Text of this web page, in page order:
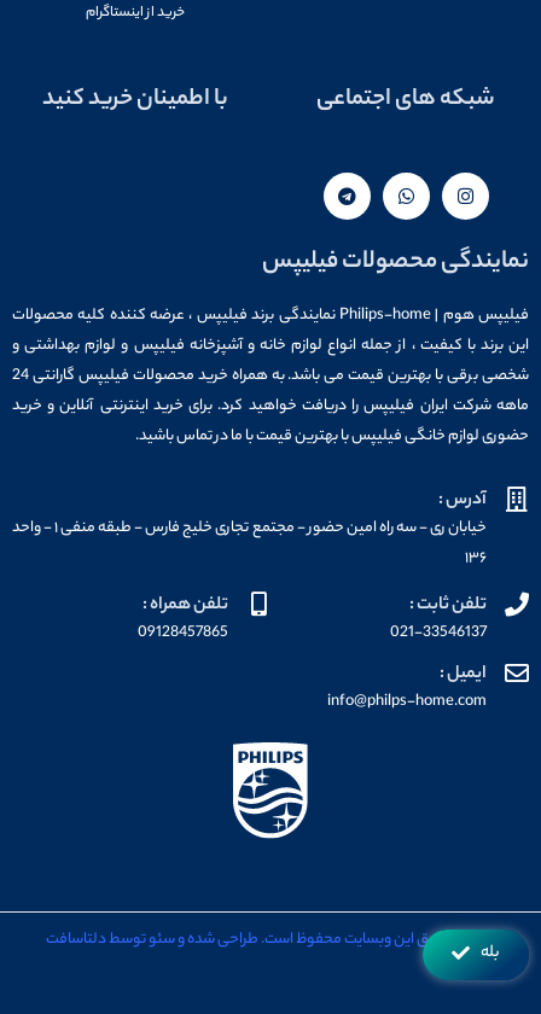
خرید از اینستاگرام
شبکه های اجتماعی با اطمینان خرید کنید
نمایندگی محصولات فیلیپس
فیلیپس هوم | Philips-home نمایندگی برند فیلیپس ، عرضه کننده کلیه محصولات
این برند با کیفیت ، از جمله انواع لوازم خانه و آشپزخانه فیلیپس و لوازم بهداشتی و
شخصی برقی با بهترین قیمت می باشد. به همراه خرید محصولات فیلیپس گارانتی 24
ماهه شرکت ایران فیلیپس را دریافت خواهید کرد. برای خرید اینترنتی آنلاین و خرید
حضوری لوازم خانگی فیلیپس با بهترین قیمت با ما در تماس باشید.
آدرس :
خیابان ری - سه راه امین حضور - مجتمع تجاری خلیج فارس - طبقه منفی ۱ - واحد
۱۳۶
تلفن ثابت :
021-33546137
تلفن همراه :
09128457865
ایمیل :
info@philps-home.com
تمامی حقوق این وبسایت محفوظ است. طراحی شده و سئو توسط دلتاسافتبله